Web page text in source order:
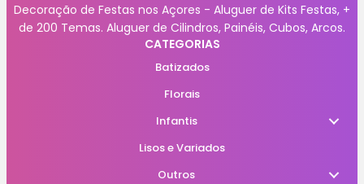
Decoração de Festas nos Açores - Aluguer de Kits Festas, +
de 200 Temas. Aluguer de Cilindros, Painéis, Cubos, Arcos.
CATEGORIAS
Batizados
Florais
Infantis
Lisos e Variados
Outros